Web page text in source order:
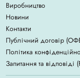
Виробництво
Новини
Контакти
Публічний договір
Політика
Запитання та відповіді